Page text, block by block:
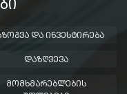
ᲓᲐ ᲘᲜᲕᲔᲡᲢᲘᲠᲔᲑᲐ
ᲓᲐᲖᲦᲕᲔᲕᲐ
ᲛᲝᲛᲮᲛᲐᲠᲔᲑᲚᲔᲑᲘᲡ